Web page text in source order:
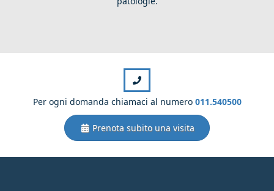
Per ogni domanda chiamaci al numero 011.540500
Prenota subito una visita